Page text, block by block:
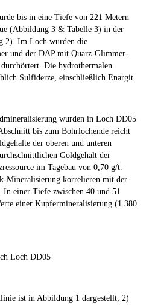
bis in eine Tiefe von 221 Metern
(Abbildung 3 & Tabelle 3) in der
2). Im Loch wurden die
und der DAP mit Quarz-Glimmer-
Die hydrothermalen
Sulfiderze, einschließlich Enargit.
wurden in Loch DD05
bis zum Bohrlochende reicht
der oberen und unteren
Goldgehalt der
im Tagebau von 0,70 g/t.
Mineralisierung korrelieren mit der
In einer Tiefe zwischen 40 und 51
einer Kupfermineralisierung (1.380
Loch DD05
ist in Abbildung 1 dargestellt; 2)